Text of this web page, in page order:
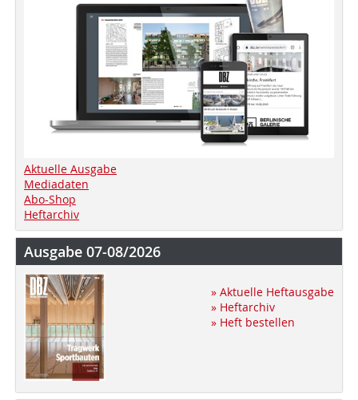
Aktuelle Ausgabe
Mediadaten
Abo-Shop
Heftarchiv
Ausgabe 07-08/2026
» Aktuelle Heftausgabe
» Heftarchiv
» Heft bestellen